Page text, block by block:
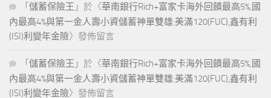
「 儲蓄保險王 」於〈華南銀行Rich+富家卡海外回饋最高5%,國
內最高4%與第一金人壽小資儲蓄神單雙雄:美滿120(FUC),鑫有利
(ISI)利變年金險〉發佈留言
「 儲蓄保險王 」於〈華南銀行Rich+富家卡海外回饋最高5%,國
內最高4%與第一金人壽小資儲蓄神單雙雄:美滿120(FUC),鑫有利
(ISI)利變年金險〉發佈留言